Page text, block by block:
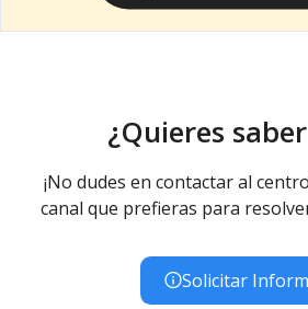
¿Quieres
¡No dudes en contactar al
canal que prefieras para
Solicitar